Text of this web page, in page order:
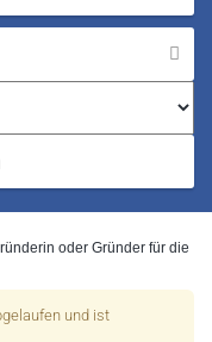
oder Gründer für die
und ist